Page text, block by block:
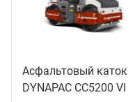
Асфальтовый каток
DYNAPAC CC5200 VI